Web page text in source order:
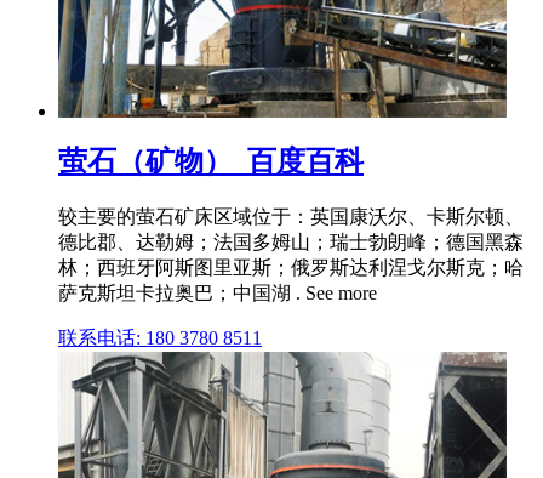
萤石（矿物）_百度百科
较主要的萤石矿床区域位于：英国康沃尔、卡斯尔顿、
德比郡、达勒姆；法国多姆山；瑞士勃朗峰；德国黑森
林；西班牙阿斯图里亚斯；俄罗斯达利涅戈尔斯克；哈
萨克斯坦卡拉奥巴；中国湖 . See more
联系电话: 180 3780 8511